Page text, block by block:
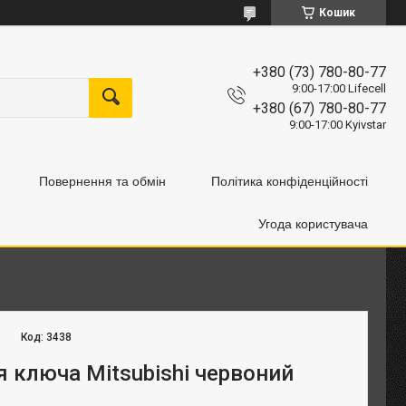
Кошик
+380 (73) 780-80-77
9:00-17:00 Lifecell
+380 (67) 780-80-77
9:00-17:00 Kyivstar
Повернення та обмін Політика конфіденційності
Угода користувача
Код:3438
ключа Mitsubishi червоний